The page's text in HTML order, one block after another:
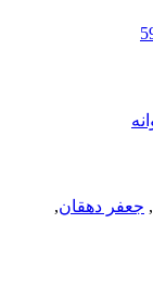
, جعفر دهقان,